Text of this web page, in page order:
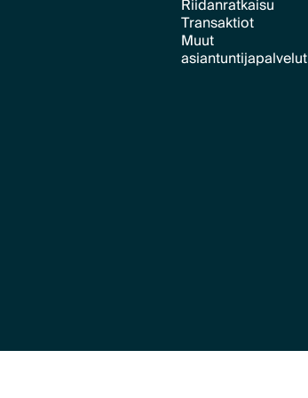
Riidanratkaisu
Text Link
Transaktiot
Text Link
Muut
asiantuntijapalvelut